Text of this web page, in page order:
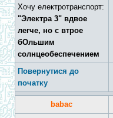
Хочу електротранспорт:
"Электра 3" вдвое
легче, но с втрое
бОльшим
солнцеобеспечением
Повернутися до
початку
babac